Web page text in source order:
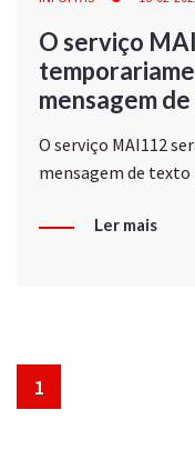
O serviço
mensagem
O serviço MAI112
mensagem de texto
Ler mais
1